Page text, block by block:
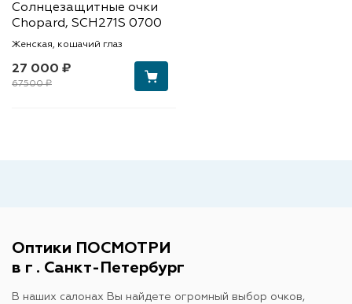
27 000 ₽
67500 ₽
Солнцезащитные очки
Chopard, SCH271S 0700
Женская, кошачий глаз
Оптики ПОСМОТРИ
в г . Санкт-Петербург
В наших салонах Вы найдете огромный выбор очков,